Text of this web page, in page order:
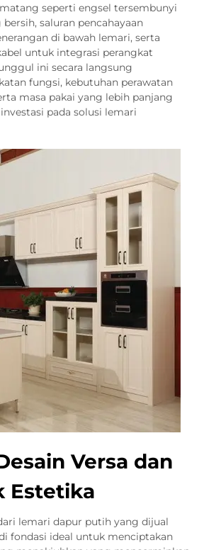
seperti engsel tersembunyi
saluran pencahayaan
di bawah lemari, serta
untuk integrasi perangkat
ini secara langsung
fungsi, kebutuhan perawatan
masa pakai yang lebih panjang
pada solusi lemari
Versa dan
Estetika
lemari dapur putih yang dijual
fondasi ideal untuk menciptakan